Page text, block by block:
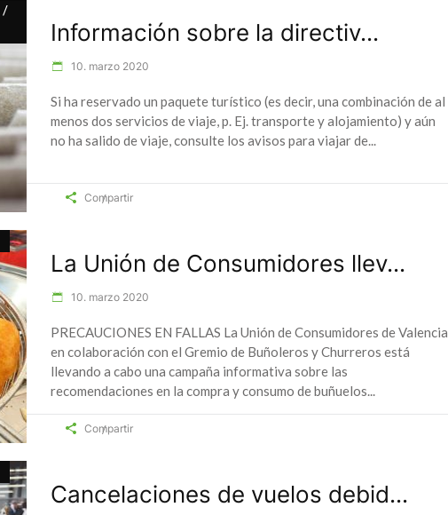
/
Información sobre la directiv...
10. marzo 2020
Si ha reservado un paquete turístico (es decir, una combinación de al
menos dos servicios de viaje, p. Ej. transporte y alojamiento) y aún
no ha salido de viaje, consulte los avisos para viajar de
Compartir
La Unión de Consumidores llev...
10. marzo 2020
PRECAUCIONES EN FALLAS La Unión de Consumidores de Valencia
en colaboración con el Gremio de Buñoleros y Churreros está
llevando a cabo una campaña informativa sobre las
recomendaciones en la compra y consumo de buñuelos
Compartir
Cancelaciones de vuelos debid...